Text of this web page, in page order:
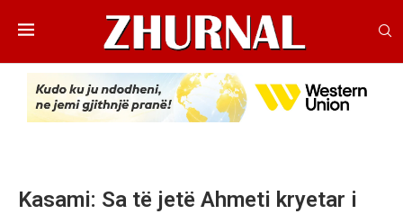
Kasami: Sa të jetë Ahmeti kryetar i